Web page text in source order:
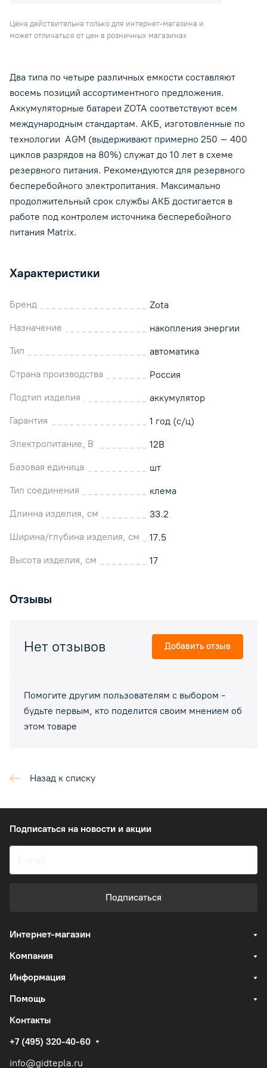
Цена действительна только для интернет-магазина и
может отличаться от цен в розничных магазинах
Два типа по четыре различных емкости составляют
восемь позиций ассортиментного предложения.
Аккумуляторные батареи ZOTA соответствуют всем
международным стандартам. АКБ, изготовленные по
технологии AGM (выдерживают примерно 250 – 400
циклов разрядов на 80%) служат до 10 лет в схеме
резервного питания. Рекомендуются для резервного
бесперебойного электропитания. Максимально
продолжительный срок службы АКБ достигается в
работе под контролем источника бесперебойного
питания Matrix.
Характеристики
Бренд
Zota
Назначение
накопления энергии
Тип
автоматика
Страна производства
Россия
Подтип изделия
аккумулятор
Гарантия
1 год (с/ц)
Электропитание, В
12В
Базовая единица
шт
Тип соединения
клема
Длинна изделия, см
33.2
Ширина/глубина изделия, см
17.5
Высота изделия, см
17
Отзывы
Помогите другим пользователям с выбором -
будьте первым, кто поделится своим мнением об
этом товаре
Нет отзывов Добавить отзыв
Назад к списку
Подписаться на новости и акции
Подписаться
Интернет-магазин
Компания
Информация
Помощь
Контакты
+7 (495) 320-40-60
info@gidtepla.ru